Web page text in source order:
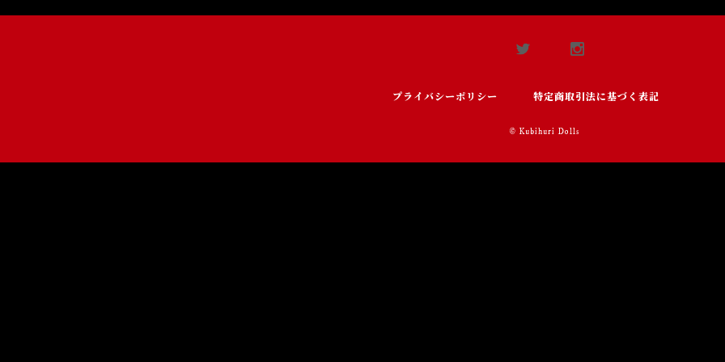
プライバシーポリシー 特定商取引法に基づく表記
© Kubihuri Dolls